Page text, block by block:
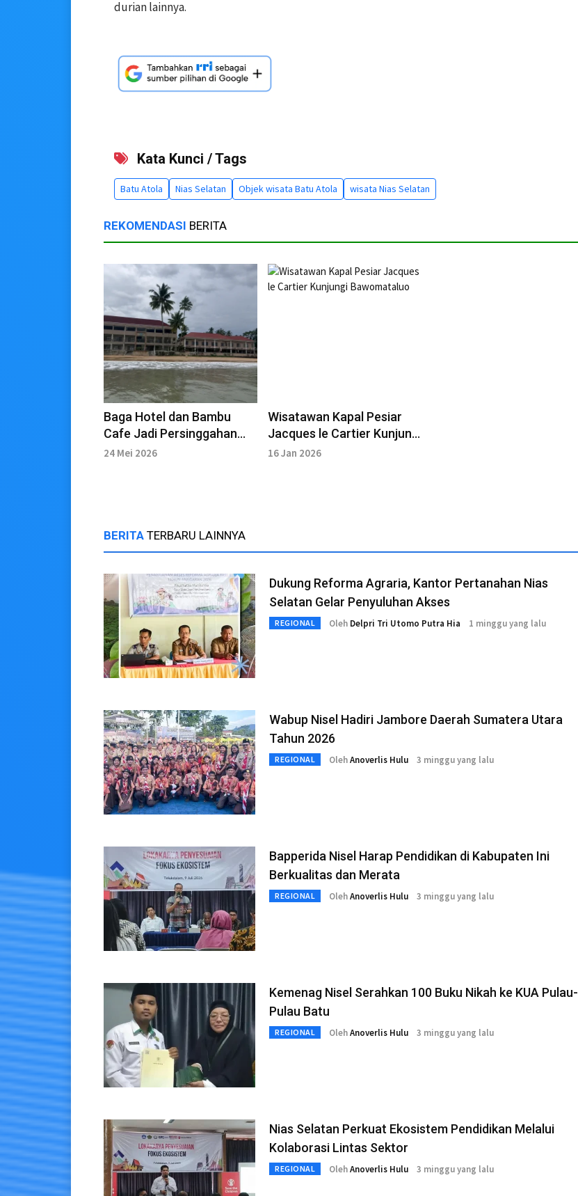
durian lainnya.
Kata Kunci / Tags
Batu Atola Nias Selatan Objek wisata Batu Atola wisata Nias Selatan
REKOMENDASI BERITA
Baga Hotel dan Bambu
Cafe Jadi Persinggahan
Wisatawan
24 Mei 2026
Wisatawan Kapal Pesiar
Jacques le Cartier Kunjungi
Bawomataluo
16 Jan 2026
BERITA TERBARU LAINNYA
Dukung Reforma Agraria, Kantor Pertanahan Nias
Selatan Gelar Penyuluhan Akses
REGIONAL Oleh Delpri Tri Utomo Putra Hia 1 minggu yang lalu
Wabup Nisel Hadiri Jambore Daerah Sumatera Utara
Tahun 2026
REGIONAL OlehAnoverlis Hulu 3 minggu yang lalu
Bapperida Nisel Harap Pendidikan di Kabupaten Ini
Berkualitas dan Merata
REGIONAL OlehAnoverlis Hulu 3 minggu yang lalu
Kemenag Nisel Serahkan 100 Buku Nikah ke KUA Pulau-
Pulau Batu
REGIONAL OlehAnoverlis Hulu 3 minggu yang lalu
Nias Selatan Perkuat Ekosistem Pendidikan Melalui
Kolaborasi Lintas Sektor
REGIONAL OlehAnoverlis Hulu 3 minggu yang lalu